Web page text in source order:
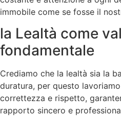
immobile come se fosse il
la Lealtà come
fondamentale
Crediamo che la lealtà sia la
duratura, per questo
correttezza e rispetto,
rapporto sincero e